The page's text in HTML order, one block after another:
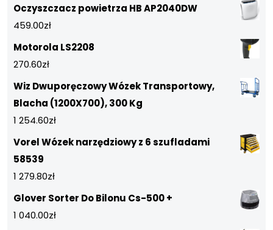
Oczyszczacz powietrza HB AP2040DW
459.00zł
Motorola LS2208
270.60zł
Wiz Dwuporęczowy Wózek Transportowy,
Blacha (1200X700), 300 Kg
1 254.60zł
Vorel Wózek narzędziowy z 6 szufladami
58539
1 279.80zł
Glover Sorter Do Bilonu Cs-500 +
1 040.00zł